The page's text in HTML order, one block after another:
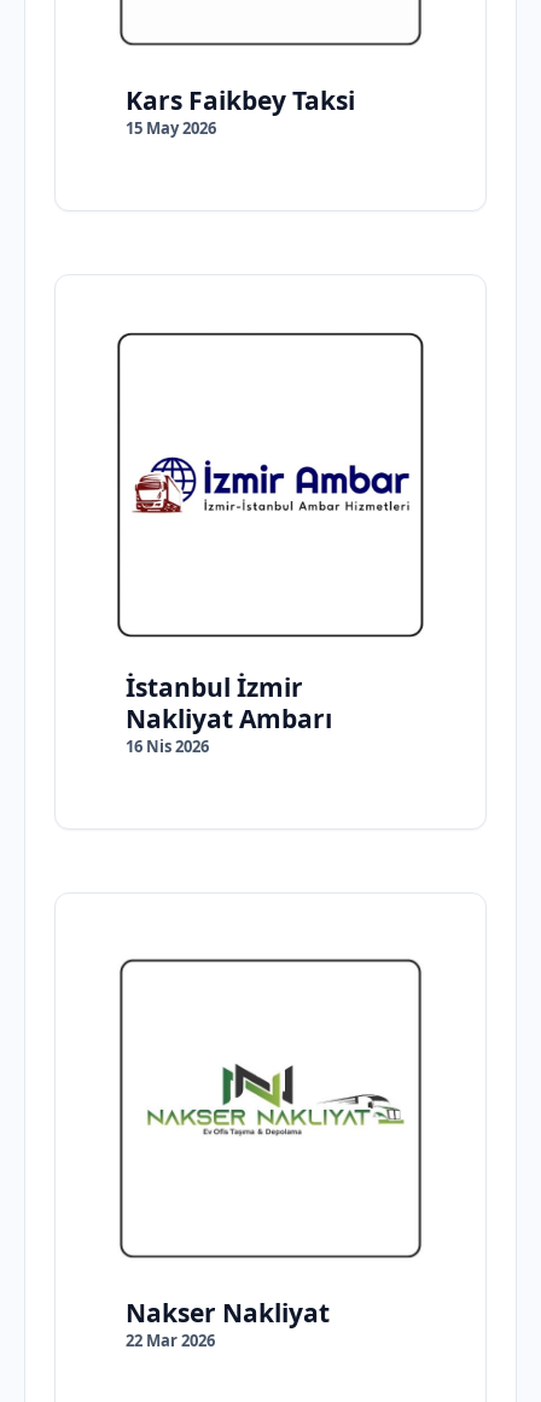
Kars Faikbey Taksi
15 May 2026
İstanbul İzmir
Nakliyat Ambarı
16 Nis 2026
Nakser Nakliyat
22 Mar 2026